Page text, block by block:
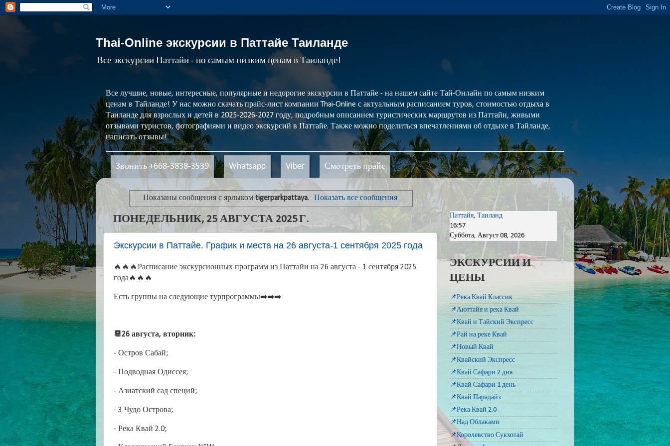
Thai-Online экскурсии в Паттайе Таиланде
Все экскурсии Паттайи - по самым низким ценам в Таиланде!
Все лучшие, новые, интересные, популярные и недорогие экскурсии в Паттайе - на нашем сайте Тай-Онлайн по самым низким
ценам в Тайланде! У нас можно скачать прайс-лист компании Thai-Online с актуальным расписанием туров, стоимостью отдыха в
Таиланде для взрослых и детей в 2025-2026-2027 году, подробным описанием туристических маршрутов из Паттайи, живыми
отзывами туристов, фотографиями и видео экскурсий в Паттайе. Также можно поделиться впечатлениями об отдыхе в Тайланде,
написать отзывы!
Звонить +668-3838-3539 Whatsapp Viber Смотреть прайс
Показаны сообщения с ярлыком tigerparkpattaya. Показать все сообщения
ПОНЕДЕЛЬНИК, 25 АВГУСТА 2025 Г.
Экскурсии в Паттайе. График и места на 26 августа-1 сентября 2025 года
🔥🔥🔥Расписание экскурсионных программ из Паттайи на 26 августа - 1 сентября 2025
года🔥🔥🔥
Есть группы на следующие турпрограммы➡️➡️➡️
📆26 августа, вторник:
- Остров Сабай;
- Подводная Одиссея;
- Азиатский сад специй;
- 3 Чудо Острова;
- Река Квай 2.0;
Паттайя, Таиланд
16:57
Суббота, Август 08, 2026
ЭКСКУРСИИ И
ЦЕНЫ
📌Река Квай Классик
📌Аюттайя и река Квай
📌Квай и Тайский Экспресс
📌Рай на реке Квай
📌Новый Квай
📌Квайский Экспресс
📌Квай Сафари 2 дня
📌Квай Сафари 1 день
📌Квай Парадайз
📌Река Квай 2.0
📌Над Облаками
📌Королевство Сукхотай